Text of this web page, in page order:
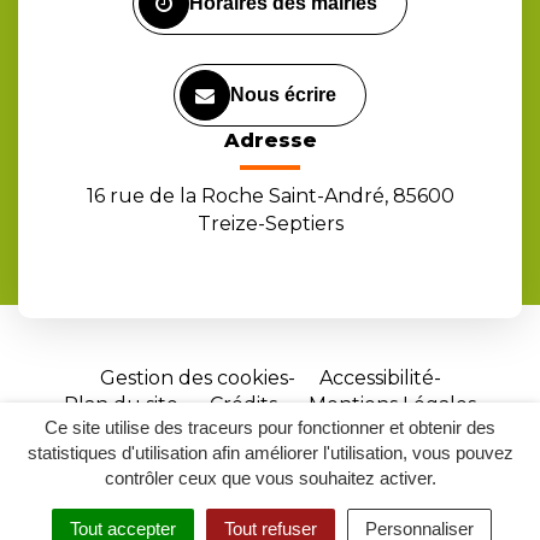
Ce site utilise des traceurs pour fonctionner et obtenir des
statistiques d'utilisation afin améliorer l'utilisation, vous pouvez
contrôler ceux que vous souhaitez activer.
Tout accepter Tout refuser Personnaliser
Nous écrire
Adresse
16 rue de la Roche Saint-André, 85600
Treize-Septiers
Gestion des cookies
Accessibilité
Plan du site
Crédits
Mentions Légales
Site
réalisé
par
Inovagora